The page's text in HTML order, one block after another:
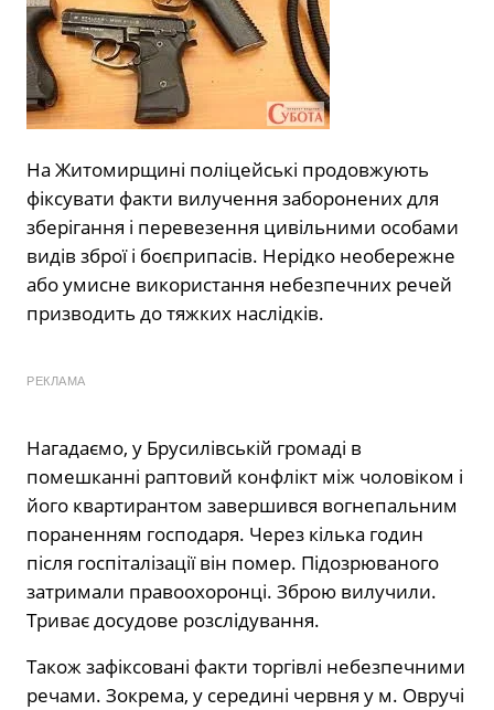
На Житомирщині поліцейські продовжують
фіксувати факти вилучення заборонених для
зберігання і перевезення цивільними особами
видів зброї і боєприпасів. Нерідко необережне
або умисне використання небезпечних речей
призводить до тяжких наслідків.
РЕКЛАМА
Нагадаємо, у Брусилівській громаді в
помешканні раптовий конфлікт між чоловіком і
його квартирантом завершився вогнепальним
пораненням господаря. Через кілька годин
після госпіталізації він помер. Підозрюваного
затримали правоохоронці. Зброю вилучили.
Триває досудове розслідування.
Також зафіксовані факти торгівлі небезпечними
речами. Зокрема, у середині червня у м. Овручі